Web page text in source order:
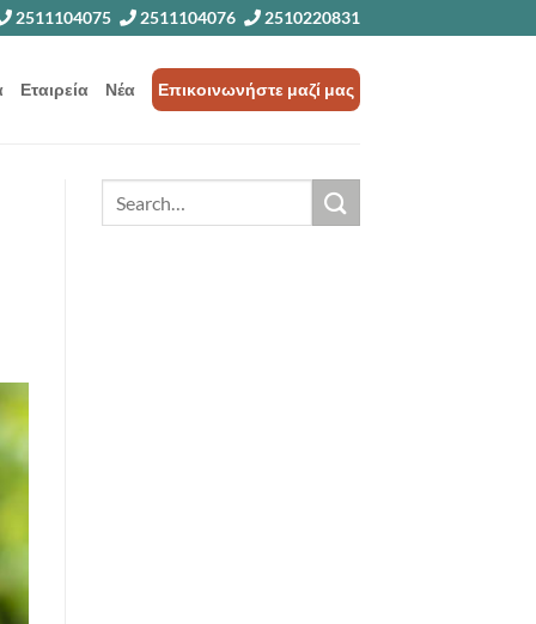
2511104075 2511104076 2510220831
Εταιρεία Νέα Επικοινωνήστε μαζί μας